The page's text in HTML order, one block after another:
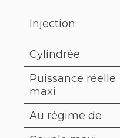
Injection
Cylindrée
Puissance réelle
maxi
Au régime de